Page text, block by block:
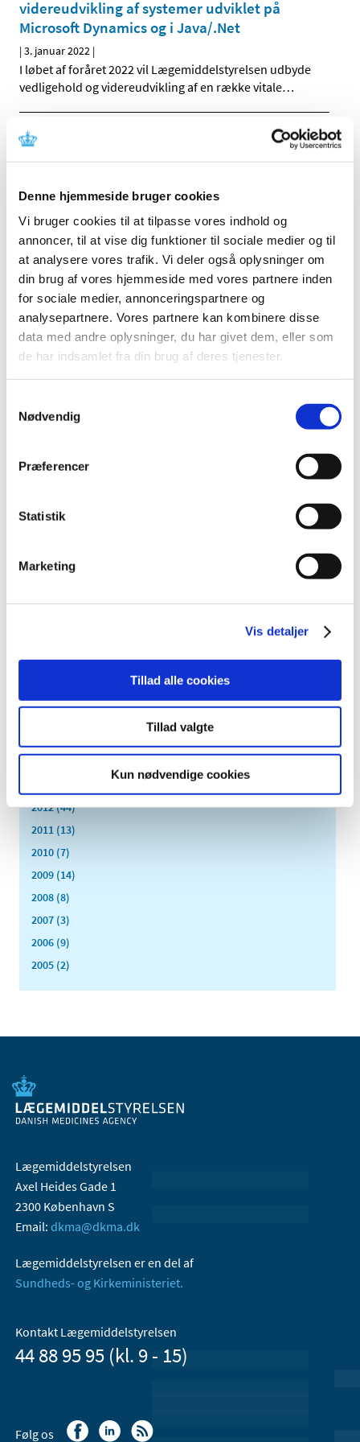
Denne hjemmeside bruger cookies
Vi bruger cookies til at tilpasse vores indhold og
annoncer, til at vise dig funktioner til sociale medier og til
at analysere vores trafik. Vi deler også oplysninger om
din brug af vores hjemmeside med vores partnere inden
for sociale medier, annonceringspartnere og
analysepartnere. Vores partnere kan kombinere disse
data med andre oplysninger, du har givet dem, eller som
de har indsamlet fra din brug af deres tjenester.
Nødvendig
Præferencer
Statistik
Marketing
Vis detaljer
Tillad alle cookies
Tillad valgte
Kun nødvendige cookies
videreudvikling af systemer udviklet på
Microsoft Dynamics og i Java/.Net
|3. januar 2022 |
I løbet af foråret 2022 vil Lægemiddelstyrelsen udbyde
vedligehold og videreudvikling af en række vitale…
Forrige 2
Alle (2506)
TID
2026 (84)
2025 (158)
2024 (224)
2022 (197)
december (18)
september (13)
april (11)
februar (29)
2021 (516)
2012 (44)
2011 (13)
2010 (7)
2009 (14)
2008 (8)
2007 (3)
2006 (9)
2005 (2)
Lægemiddelstyrelsen
Axel Heides Gade 1
2300 København S
Email: dkma@dkma.dk
Lægemiddelstyrelsen er en del af
Sundheds- og Kirkeministeriet.
Kontakt Lægemiddelstyrelsen
44 88 95 95 (kl. 9 - 15)
Følg os